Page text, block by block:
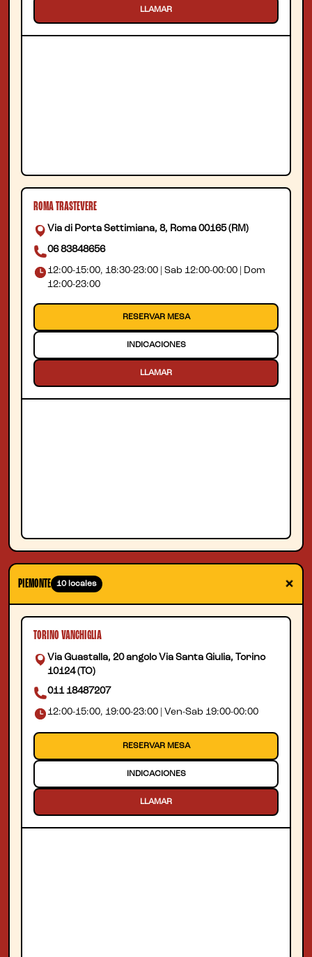
LLAMAR
ROMA TRASTEVERE
Via di Porta Settimiana, 8, Roma 00165 (RM)
06 83848656
12:00-15:00, 18:30-23:00 | Sab 12:00-00:00 | Dom
12:00-23:00
RESERVAR MESA
INDICACIONES
LLAMAR
PIEMONTE 10 locales +
TORINO VANCHIGLIA
Via Guastalla, 20 angolo Via Santa Giulia, Torino
10124 (TO)
011 18487207
12:00-15:00, 19:00-23:00 | Ven-Sab 19:00-00:00
RESERVAR MESA
INDICACIONES
LLAMAR